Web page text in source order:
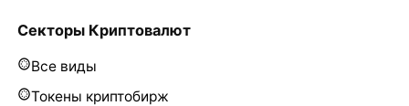
Секторы Криптовалют
Все виды
Токены криптобирж